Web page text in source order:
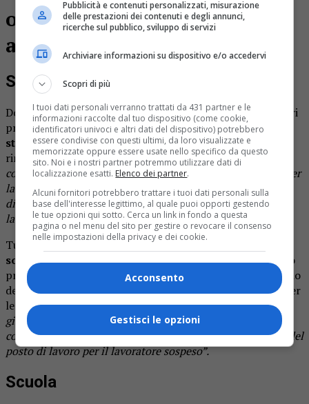
obbligo, invece, per accedere
ad alimentari e farmacie.
Super Green Pass sui luoghi di lavoro
Dopo cinque giornidiassenza ingiustificata,i lavoratori
privi di Green Pass potrannoessere sospesi senza
stipendiodal datore di lavoro fino a dieci giorni
rinnovabili fino al 31 marzo 2022)“per la durata
corrispondente a quella del contratto di lavoro stipulato per
la sostituzione”. La sospensione è“senza conseguenze
disciplinari e condiritto alla conservazione del posto
lavoro per il lavoratore sospeso”.
Tutte le impresepotranno sostituire i lavoratori
sospesiperché sprovvisti di certificazione verde Covid. Lo
prevede la bozza del nuovo decreto sul tavolo del Consiglio
dei ministri che estende la misura inizialmente prevista per
le Pmi fino a 15 dipendenti. La sostituzione rimane di“10
giorni rinnovabili fino al 31 marzo 2022, senza
conseguenze disciplinari e con diritto alla conservazione del
posto di lavoro per il lavoratore sospeso”.
Scuola
Pubblicità e contenuti personalizzati, misurazione
delle prestazioni dei contenuti e degli annunci,
ricerche sul pubblico, sviluppo di servizi
Archiviare informazioni su dispositivo e/o accedervi
Scopri di più
I tuoi dati personali verranno trattati da 431 partner e le
informazioni raccolte dal tuo dispositivo (come cookie,
identificatori univoci e altri dati del dispositivo) potrebbero
essere condivise con questi ultimi, da loro visualizzate e
memorizzate oppure essere usate nello specifico da questo
sito. Noi e i nostri partner potremmo utilizzare dati di
localizzazione esatti. Elenco dei partner.
Alcuni fornitori potrebbero trattare i tuoi dati personali sulla
base dell'interesse legittimo, al quale puoi opporti gestendo
le tue opzioni qui sotto. Cerca un link in fondo a questa
pagina o nel menu del sito per gestire o revocare il consenso
nelle impostazioni della privacy e dei cookie.
Acconsento
Gestisci le opzioni